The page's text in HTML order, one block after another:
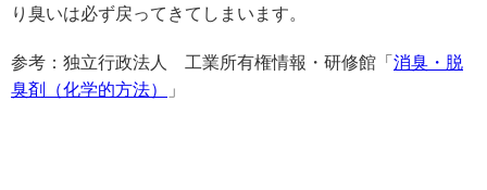
り臭いは必ず戻ってきてしまいます。
参考：独立行政法人 工業所有権情報・研修館「 消臭・脱
臭剤（化学的方法）
」